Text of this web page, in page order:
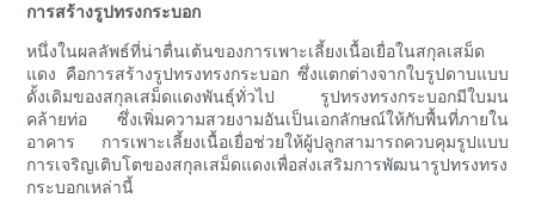
การสร้างรูปทรงกระบอก
หนึ่งในผลลัพธ์ที่น่าตื่นเต้นของการเพาะเลี้ยงเนื้อเยื่อในสกุลเสม็ด
แดง คือการสร้างรูปทรงทรงกระบอก ซึ่งแตกต่างจากใบรูปดาบแบบ
ดั้งเดิมของสกุลเสม็ดแดงพันธุ์ทั่วไป รูปทรงทรงกระบอกมีใบมน
คล้ายท่อ ซึ่งเพิ่มความสวยงามอันเป็นเอกลักษณ์ให้กับพื้นที่ภายใน
อาคาร การเพาะเลี้ยงเนื้อเยื่อช่วยให้ผู้ปลูกสามารถควบคุมรูปแบบ
การเจริญเติบโตของสกุลเสม็ดแดงเพื่อส่งเสริมการพัฒนารูปทรงทรง
กระบอกเหล่านี้